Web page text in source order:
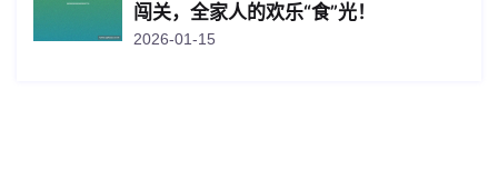
闯关，全家人的欢乐“食”光！
2026-01-15